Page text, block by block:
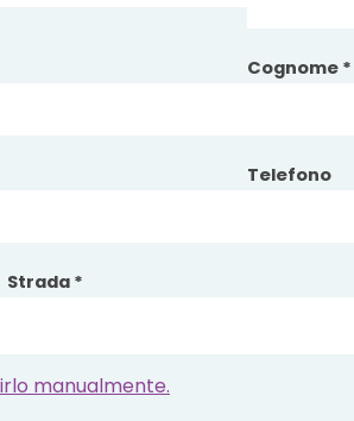
Cognome *
Telefono
Strada *
manualmente.